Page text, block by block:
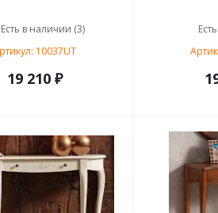
Есть в наличии (3)
10037UT
19 210 ₽